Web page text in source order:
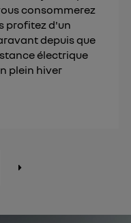
consommerez
profitez d'un
depuis que
électrique
plein hiver